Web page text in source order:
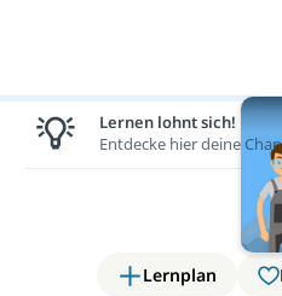
Lernplan
Lernen lohnt sich!
Entdecke hier deine